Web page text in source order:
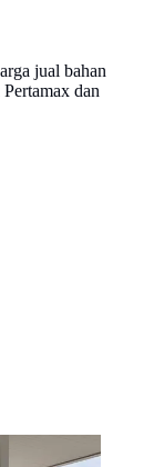
jual bahan
dan